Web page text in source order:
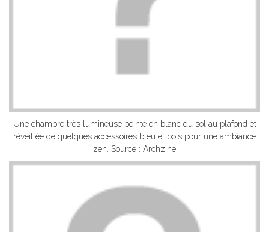
Une chambre très lumineuse peinte en blanc du sol au plafond et
réveillée de quelques accessoires bleu et bois pour une ambiance
zen. Source : Archzine